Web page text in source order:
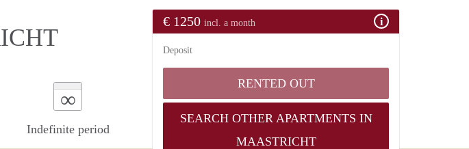
∞
Indefinite period
€ 1250 incl. a month
Deposit
RENTED OUT
SEARCH OTHER APARTMENTS IN
MAASTRICHT